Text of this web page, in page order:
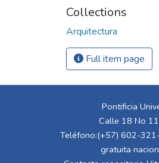
Collections
Arquitectura
Full item page
Pontificia
Calle 18 No
Teléfono:(+57) 602-
gratuita